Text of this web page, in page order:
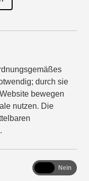
durch sie
bewegen
nutzen. Die
functional
Nein
Unser Service-
Jahre an
immer für Sie
geschulten